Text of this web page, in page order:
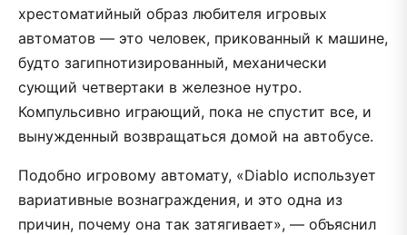
хрестоматийный образ любителя игровых
автоматов — это человек, прикованный к машине,
будто загипнотизированный, механически
сующий четвертаки в железное нутро.
Компульсивно играющий, пока не спустит все, и
вынужденный возвращаться домой на автобусе.
Подобно игровому автомату, «Diablo использует
вариативные вознаграждения, и это одна из
причин, почему она так затягивает», — объяснил